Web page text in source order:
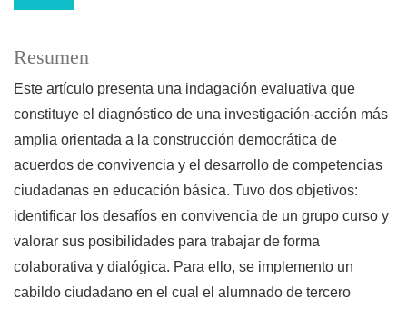
Resumen
Este artículo presenta una indagación evaluativa que
constituye el diagnóstico de una investigación-acción más
amplia orientada a la construcción democrática de
acuerdos de convivencia y el desarrollo de competencias
ciudadanas en educación básica. Tuvo dos objetivos:
identificar los desafíos en convivencia de un grupo curso y
valorar sus posibilidades para trabajar de forma
colaborativa y dialógica. Para ello, se implemento un
cabildo ciudadano en el cual el alumnado de tercero